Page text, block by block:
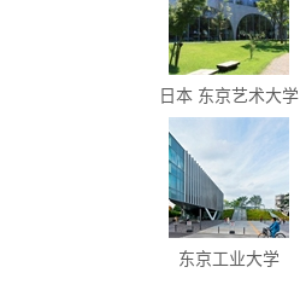
日本 东京艺术大学
东京工业大学